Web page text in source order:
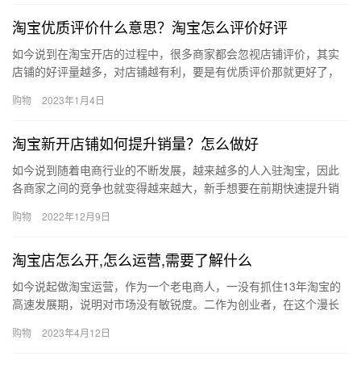
淘宝优质评价什么意思？淘宝怎么评价好评
如今说到在淘宝开店的过程中，很多商家都会忽视店铺评价，其实
店铺的好评量越多，对店铺越有利，要是有优质评价那就更好了，
宝优质…
购物 2023年1月4日
淘宝新开店铺如何提升销量？怎么做好
如今说到随着电商行业的不断发展，越来越多的人入驻淘宝，因此
各商家之间的竞争也就变得越来越大，新手想要在前期快速提升销
好？下面…
购物 2022年12月9日
淘宝店怎么开,怎么运营,需要了解什么
如今说起做淘宝运营，作为一个老电商人，一没有抓住13年淘宝的
高速发展期，说明对市场没有敏锐度。二作为创业者，在这个漫长
人：做…
购物 2023年4月12日